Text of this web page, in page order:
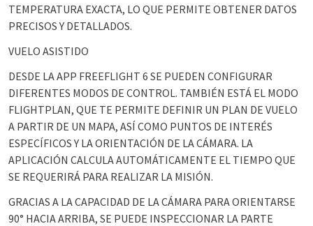
TEMPERATURA EXACTA, LO QUE PERMITE OBTENER DATOS
PRECISOS Y DETALLADOS.
VUELO ASISTIDO
DESDE LA APP FREEFLIGHT 6 SE PUEDEN CONFIGURAR
DIFERENTES MODOS DE CONTROL. TAMBIÉN ESTÁ EL MODO
FLIGHTPLAN, QUE TE PERMITE DEFINIR UN PLAN DE VUELO
A PARTIR DE UN MAPA, ASÍ COMO PUNTOS DE INTERÉS
ESPECÍFICOS Y LA ORIENTACIÓN DE LA CÁMARA. LA
APLICACIÓN CALCULA AUTOMÁTICAMENTE EL TIEMPO QUE
SE REQUERIRÁ PARA REALIZAR LA MISIÓN.
GRACIAS A LA CAPACIDAD DE LA CÁMARA PARA ORIENTARSE
90° HACIA ARRIBA, SE PUEDE INSPECCIONAR LA PARTE